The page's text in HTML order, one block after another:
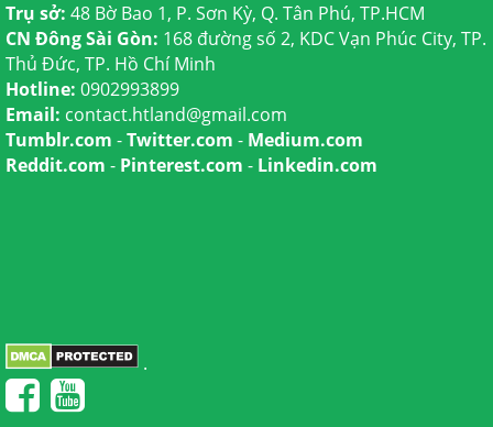
Trụ sở: 48 Bờ Bao 1, P. Sơn Kỳ, Q. Tân Phú, TP.HCM
CN Đông Sài Gòn: 168 đường số 2, KDC Vạn Phúc City, TP.
Thủ Đức, TP. Hồ Chí Minh
Hotline: 0902993899
Email: contact.htland@gmail.com
Tumblr.com -Twitter.com - Medium.com
Reddit.com - Pinterest.com - Linkedin.com
.